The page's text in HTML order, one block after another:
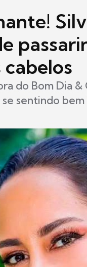
cabelos
do Bom Dia
sentindo